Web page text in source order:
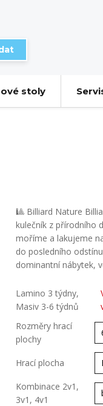
stoly
🎱 Billiard Nature
kulečník z přírodního
moříme a lakujeme
do posledního
dominantní nábytek,
Lamino 3 týdny,
Masiv 3-6 týdnů
Rozměry hrací
plochy
Hrací plocha
Kombinace 2v1,
3v1, 4v1